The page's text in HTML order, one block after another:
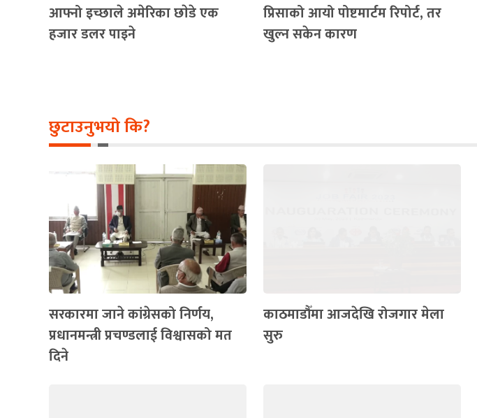
आफ्नो इच्छाले अमेरिका छाेडे एक
हजार डलर पाइने
प्रिसाको आयो पोष्टमार्टम रिपोर्ट, तर
खुल्न सकेन कारण
छुटाउनुभयो कि?
सरकारमा जाने कांग्रेसको निर्णय,
प्रधानमन्त्री प्रचण्डलाई विश्वासको मत
दिने
काठमाडौँमा आजदेखि रोजगार मेला
सुरु